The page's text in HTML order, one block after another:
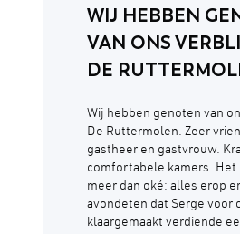
WIJ HEBBEN
VAN ONS
DE
Wij hebben genoten van
De Ruttermolen. Zeer
gastheer en gastvrouw.
comfortabele kamers. Het
meer dan oké: alles erop
avondeten dat Serge voor
klaargemaakt verdiende